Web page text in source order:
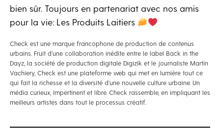
bien sûr. Toujours en partenariat avec nos amis
pour la vie: Les Produits Laitiers
Check est une marque francophone de production de contenus
urbains. Fruit d’une collaboration inédite entre le label Back in the
Dayz, la société de production digitale Digizik et le journaliste Martin
Vachiery, Check est une plateforme web qui met en lumière tout ce
qui fait la richesse et la diversité d’une nouvelle culture urbaine. Un
média curieux, impertinent et libre. Check rassemble, en impliquant les
meilleurs artistes dans tout le processus créatif.